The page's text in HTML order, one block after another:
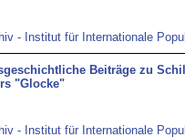
- Institut für Internationale
Beiträge zu
"Glocke"
- Institut für Internationale